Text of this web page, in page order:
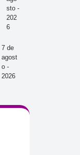
sto -
202
6
7 de
agost
o -
2026